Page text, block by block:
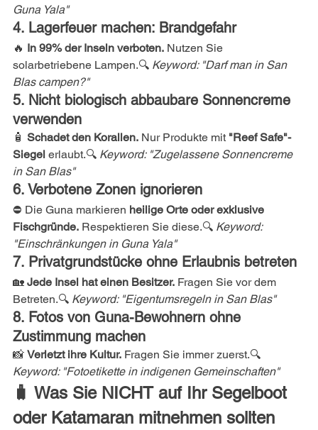
Guna Yala"
4. Lagerfeuer machen: Brandgefahr
🔥 In 99% der Inseln verboten. Nutzen Sie
solarbetriebene Lampen.🔍 Keyword: "Darf man in San
Blas campen?"
5. Nicht biologisch abbaubare Sonnencreme
verwenden
🧴 Schadet den Korallen. Nur Produkte mit "Reef Safe"-
Siegel erlaubt.🔍 Keyword: "Zugelassene Sonnencreme
in San Blas"
6. Verbotene Zonen ignorieren
⛔ Die Guna markieren heilige Orte oder exklusive
Fischgründe. Respektieren Sie diese.🔍 Keyword:
"Einschränkungen in Guna Yala"
7. Privatgrundstücke ohne Erlaubnis betreten
🏡 Jede Insel hat einen Besitzer. Fragen Sie vor dem
Betreten.🔍 Keyword: "Eigentumsregeln in San Blas"
8. Fotos von Guna-Bewohnern ohne
Zustimmung machen
📸 Verletzt ihre Kultur. Fragen Sie immer zuerst.🔍
Keyword: "Fotoetikette in indigenen Gemeinschaften"
🧳 Was Sie NICHT auf Ihr Segelboot
oder Katamaran mitnehmen sollten